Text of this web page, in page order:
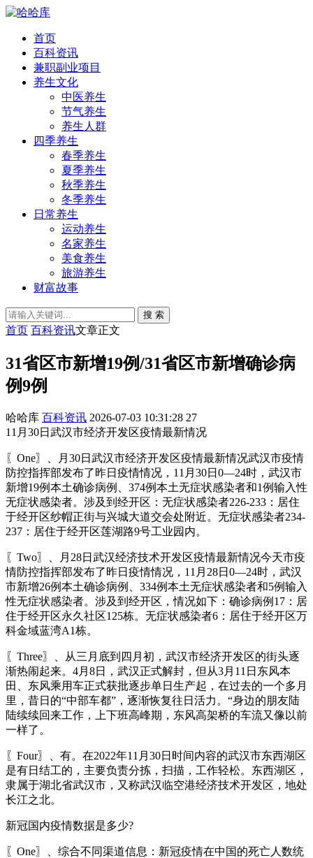
首页
百科资讯
兼职副业项目
养生文化
中医养生
节气养生
养生人群
四季养生
春季养生
夏季养生
秋季养生
冬季养生
日常养生
运动养生
名家养生
美食养生
旅游养生
财富故事
搜 索
首页 百科资讯文章正文
31省区市新增19例/31省区市新增确诊病
例9例
哈哈库 百科资讯 2026-07-03 10:31:28 27
11月30日武汉市经济开发区疫情最新情况
〖One〗、月30日武汉市经济开发区疫情最新情况武汉市疫情
防控指挥部发布了昨日疫情情况，11月30日0—24时，武汉市
新增19例本土确诊病例、374例本土无症状感染者和1例输入性
无症状感染者。涉及到经开区：无症状感染者226-233：居住
于经开区纱帽正街与兴城大道交会处附近。无症状感染者234-
237：居住于经开区莲湖路9号工业园内。
〖Two〗、月28日武汉经济技术开发区疫情最新情况今天市疫
情防控指挥部发布了昨日疫情情况，11月28日0—24时，武汉
市新增26例本土确诊病例、334例本土无症状感染者和5例输入
性无症状感染者。涉及到经开区，情况如下：确诊病例17：居
住于经开区永久社区125栋。无症状感染者6：居住于经开区万
科金域蓝湾A1栋。
〖Three〗、从三月底到四月初，武汉市经济开发区的街头逐
渐热闹起来。4月8日，武汉正式解封，但从3月11日东风本
田、东风乘用车正式获批逐步单日生产起，在过去的一个多月
里，昔日的“中部车都”，逐渐恢复往日活力。“身边的朋友陆
陆续续回来工作，上下班高峰期，东风高架桥的车流又像以前
一样了。
〖Four〗、有。在2022年11月30日时间内容的武汉市东西湖区
是有日结工的，主要负责分拣，扫描，工作轻松。东西湖区，
隶属于湖北省武汉市，又称武汉临空港经济技术开发区，地处
长江之北。
新冠国内疫情数据是多少?
〖One〗、综合不同渠道信息：新冠疫情在中国的死亡人数统